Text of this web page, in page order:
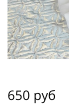
650 руб